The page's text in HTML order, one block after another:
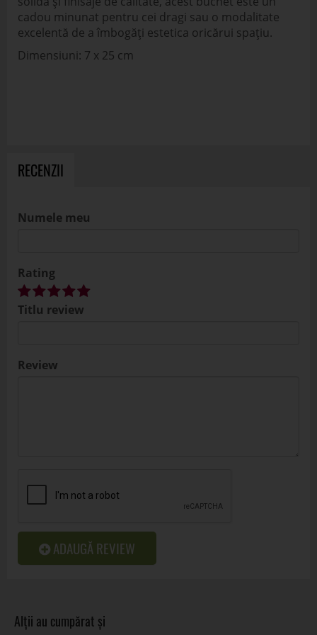
cadou minunat pentru cei dragi sau o modalitate
excelentă de a îmbogăți estetica oricărui spațiu.
Dimensiuni: 7 x 25 cm
RECENZII
Numele meu
Rating
Titlu review
Review
ADAUGĂ REVIEW